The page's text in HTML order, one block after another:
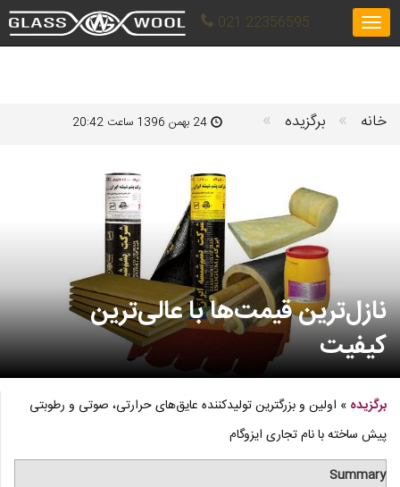
Toggle
navigation
021 22356595
خانه » برگزیده » 24 بهمن 1396 ساعت 20:42
نازل‌ترین قیمت‌ها با عالی‌ترین
کیفیت
برگزیده » اولين و بزرگترين توليدكننده عايق‌های حرارتی، صوتی و رطوبتی
پيش ساخته با نام تجاری ايزوگام
Summary